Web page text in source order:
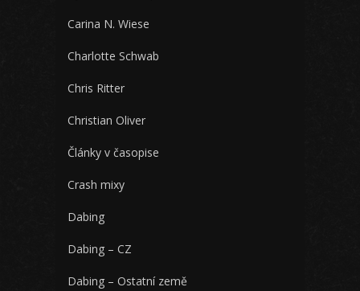
Carina N. Wiese
Charlotte Schwab
Chris Ritter
Christian Oliver
Články v časopise
Crash mixy
Dabing
Dabing – CZ
Dabing – Ostatní země